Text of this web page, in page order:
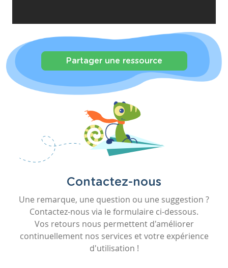
Partager une ressource
Contactez-nous
Une remarque, une question ou une suggestion ?
Contactez-nous via le formulaire ci-dessous.
Vos retours nous permettent d'améliorer
continuellement nos services et votre expérience
d'utilisation !